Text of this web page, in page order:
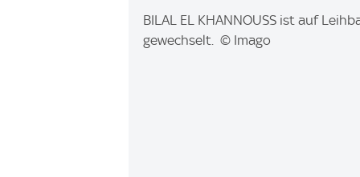
I
m
BILAL EL KHANNOUSS ist auf
gewechselt. © Imago